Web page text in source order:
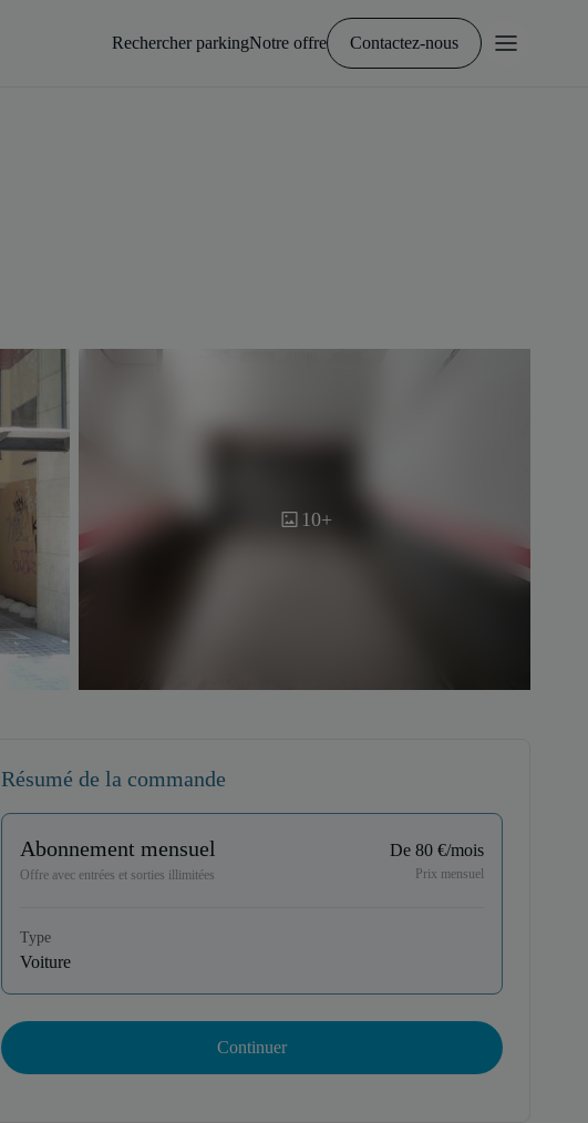
Rechercher parkingNotre offre Contactez-nous
10+
Résumé de la commande
Abonnement mensuel
Offre avec entrées et sorties illimitées
De 80 €/mois
Prix mensuel
Type
Voiture
Continuer